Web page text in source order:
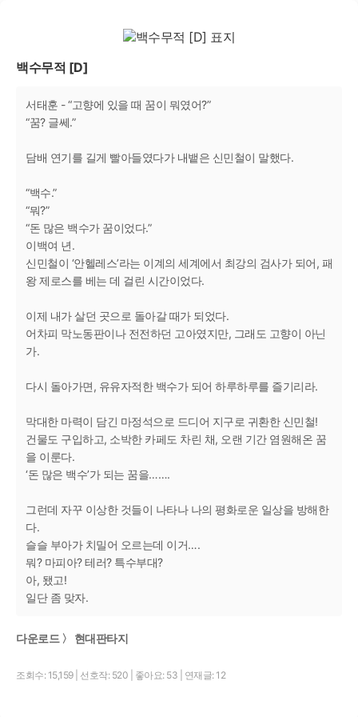
백수무적 [D]
서태훈 - “고향에 있을 때 꿈이 뭐였어?”
“꿈? 글쎄.”
담배 연기를 길게 빨아들였다가 내뱉은 신민철이 말했다.
“백수.”
“뭐?”
“돈 많은 백수가 꿈이었다.”
이백여 년.
신민철이 ‘안헬레스’라는 이계의 세계에서 최강의 검사가 되어, 패
왕 제로스를 베는 데 걸린 시간이었다.
이제 내가 살던 곳으로 돌아갈 때가 되었다.
어차피 막노동판이나 전전하던 고아였지만, 그래도 고향이 아닌
가.
다시 돌아가면, 유유자적한 백수가 되어 하루하루를 즐기리라.
막대한 마력이 담긴 마정석으로 드디어 지구로 귀환한 신민철!
건물도 구입하고, 소박한 카페도 차린 채, 오랜 기간 염원해온 꿈
을 이룬다.
‘돈 많은 백수’가 되는 꿈을…….
그런데 자꾸 이상한 것들이 나타나 나의 평화로운 일상을 방해한
다.
슬슬 부아가 치밀어 오르는데 이거….
뭐? 마피아? 테러? 특수부대?
아, 됐고!
일단 좀 맞자.
다운로드 〉 현대판타지
조회수: 15,159 선호작: 520 좋아요: 53 연재글: 12